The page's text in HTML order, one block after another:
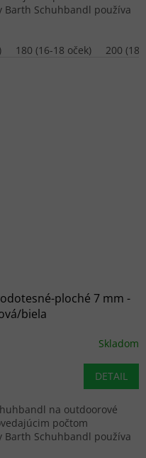
Barth Schuhbandl používa
180 (16-18 oček) 200
ploché 7 mm -
biela
Skladom
DETAIL
na outdoorové
počtom
Barth Schuhbandl používa